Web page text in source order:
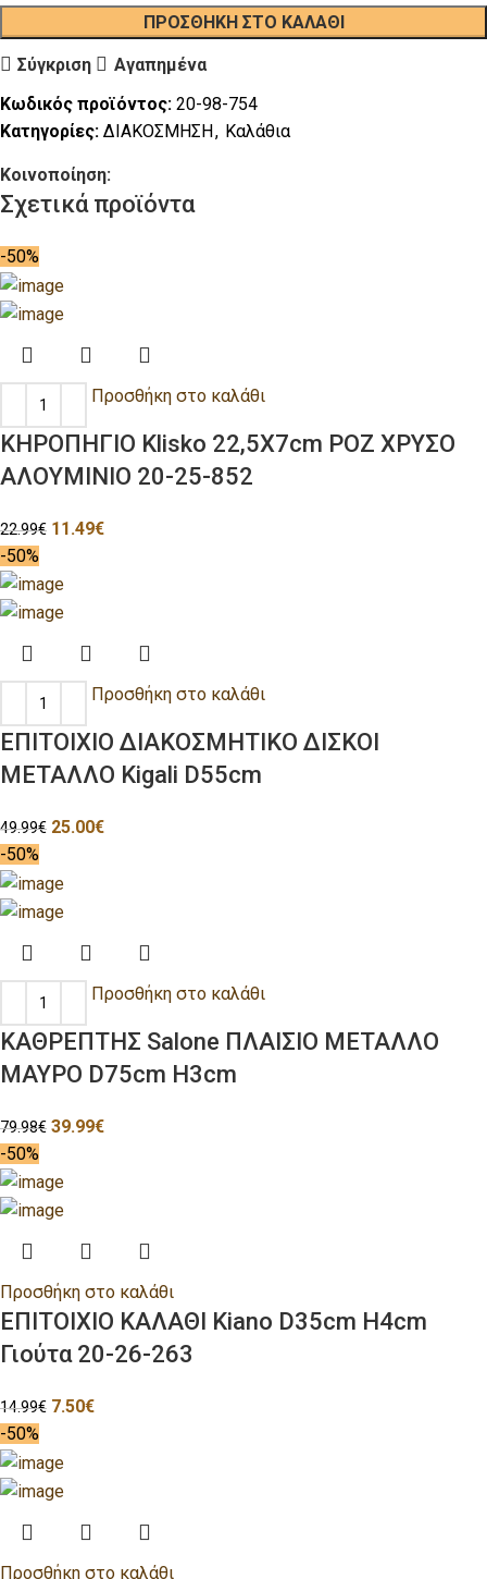
ΠΡΟΣΘΉΚΗ ΣΤΟ ΚΑΛΆΘΙ
Σύγκριση
Αγαπημένα
Κωδικός προϊόντος: 20-98-754
Κατηγορίες: ΔΙΑΚΟΣΜΗΣΗ , Καλάθια
Κοινοποίηση:
Σχετικά προϊόντα
-50%
Προσθήκη στο καλάθι
ΚΗΡΟΠΗΓΙΟ Klisko 22,5Χ7cm ΡΟΖ ΧΡΥΣΟ
ΑΛΟΥΜΙΝΙΟ 20-25-852
22.99€ 11.49€
-50%
Προσθήκη στο καλάθι
ΕΠΙΤΟΙΧΙΟ ΔΙΑΚΟΣΜΗΤΙΚΟ ΔΙΣΚΟΙ
ΜΕΤΑΛΛΟ Kigali D55cm
49.99€ 25.00€
-50%
Προσθήκη στο καλάθι
ΚΑΘΡΕΠΤΗΣ Salone ΠΛΑΙΣΙΟ ΜΕΤΑΛΛΟ
ΜΑΥΡΟ D75cm H3cm
79.98€ 39.99€
-50%
Προσθήκη στο καλάθι
ΕΠΙΤΟΙΧΙΟ ΚΑΛΑΘΙ Kiano D35cm H4cm
Γιούτα 20-26-263
14.99€ 7.50€
-50%
Προσθήκη στο καλάθι